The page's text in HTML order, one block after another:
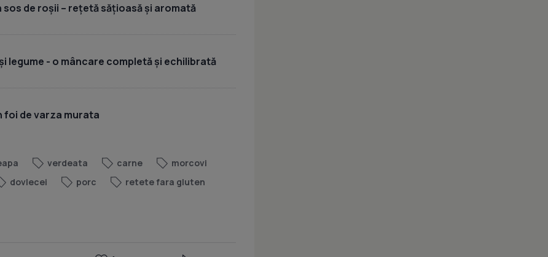
de roșii – rețetă sățioasă și aromată
legume - o mâncare completă și echilibrată
foi de varza murata
verdeata carne
morcovi
dovlecei porc
retete fara gluten